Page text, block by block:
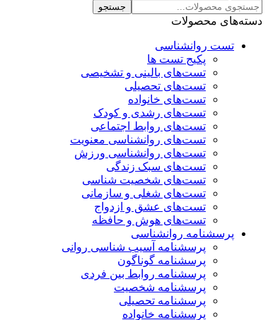
جستجو
دسته‌های محصولات
تست روانشناسی
پکیج تست ها
تست‌های بالینی و تشخیصی
تست‌های تحصیلی
تست‌های خانواده
تست‌های رشدی و کودک
تست‌های روابط اجتماعی
تست‌های روانشناسی معنویت
تست‌های روانشناسی ورزش
تست‌های سبک زندگی
تست‌های شخصیت شناسی
تست‌های شغلی و سازمانی
تست‌های عشق و ازدواج
تست‌های هوش و حافظه
پرسشنامه روانشناسی
پرسشنامه آسیب شناسی روانی
پرسشنامه گوناگون
پرسشنامه روابط بین فردی
پرسشنامه شخصیت
پرسشنامه تحصیلی
پرسشنامه خانواده